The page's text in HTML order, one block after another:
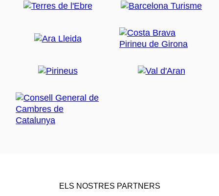
ELS NOSTRES PARTNERS